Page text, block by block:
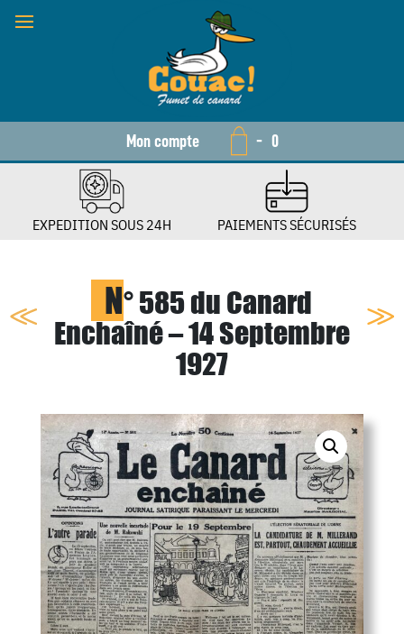
Mon compte - 0
EXPEDITION SOUS 24H PAIEMENTS SÉCURISÉS
N° 585 du Canard
Enchaîné – 14 Septembre
1927